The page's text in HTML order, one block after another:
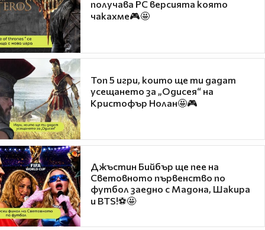
получава PC версията която
чакахме🎮🤩
Топ 5 игри, които ще ти дадат
усещането за „Одисея“ на
Кристофър Нолан🤩🎮
Джъстин Бийбър ще пее на
Световното първенство по
футбол заедно с Мадона, Шакира
и BTS!⚽🤩